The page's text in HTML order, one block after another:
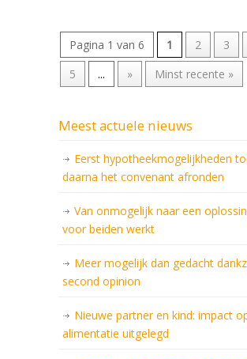
Pagina 1 van 6 1 2 3
5
... » Minst recente »
Meest actuele nieuws
Eerst hypotheekmogelijkheden
daarna het convenant afronden
Van onmogelijk naar een
voor beiden werkt
Meer mogelijk dan gedacht
second opinion
Nieuwe partner en kind: impact
alimentatie uitgelegd